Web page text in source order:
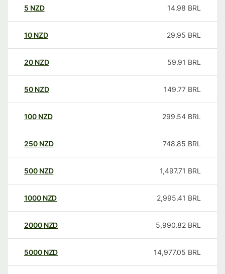
5 NZD 14.98 BRL
10 NZD 29.95 BRL
20 NZD 59.91 BRL
50 NZD 149.77 BRL
100 NZD 299.54 BRL
250 NZD 748.85 BRL
500 NZD 1,497.71 BRL
1000 NZD 2,995.41 BRL
2000 NZD 5,990.82 BRL
5000 NZD 14,977.05 BRL